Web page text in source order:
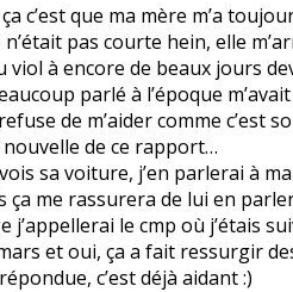
c’est que ma mère m’a
pas courte hein, elle
viol à encore de beaux jours
parlé à l’époque
de m’aider comme
nouvelle de ce rapport…
sa voiture, j’en parlerai à
ça me rassurera de lui en
j’appellerai le cmp où j’étais
et oui, ça a fait ressurgir
c’est déjà aidant :)